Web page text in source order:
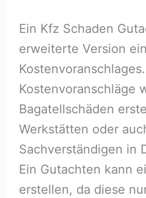
Ein Kfz Schaden
erweiterte Version
Kostenvoranschlages.
Kostenvoranschläge
Bagatellschäden
Werkstätten oder
Sachverständigen in
Ein Gutachten kann
erstellen, da diese